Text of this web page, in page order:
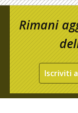
Rimani
Iscriviti